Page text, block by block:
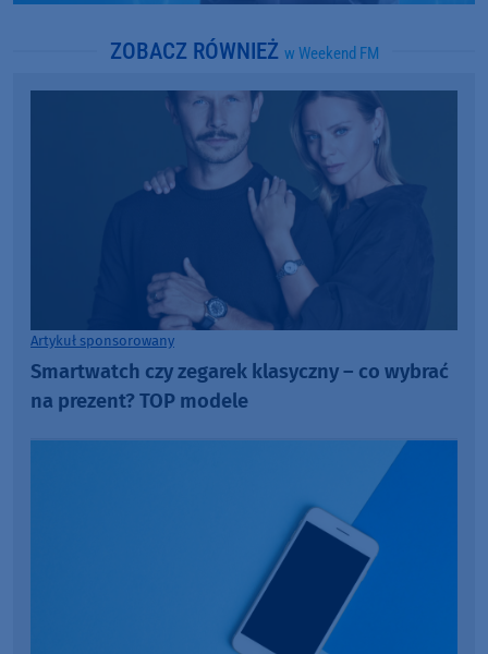
ZOBACZ RÓWNIEŻ w Weekend FM
Artykuł sponsorowany
Smartwatch czy zegarek klasyczny – co wybrać
na prezent? TOP modele